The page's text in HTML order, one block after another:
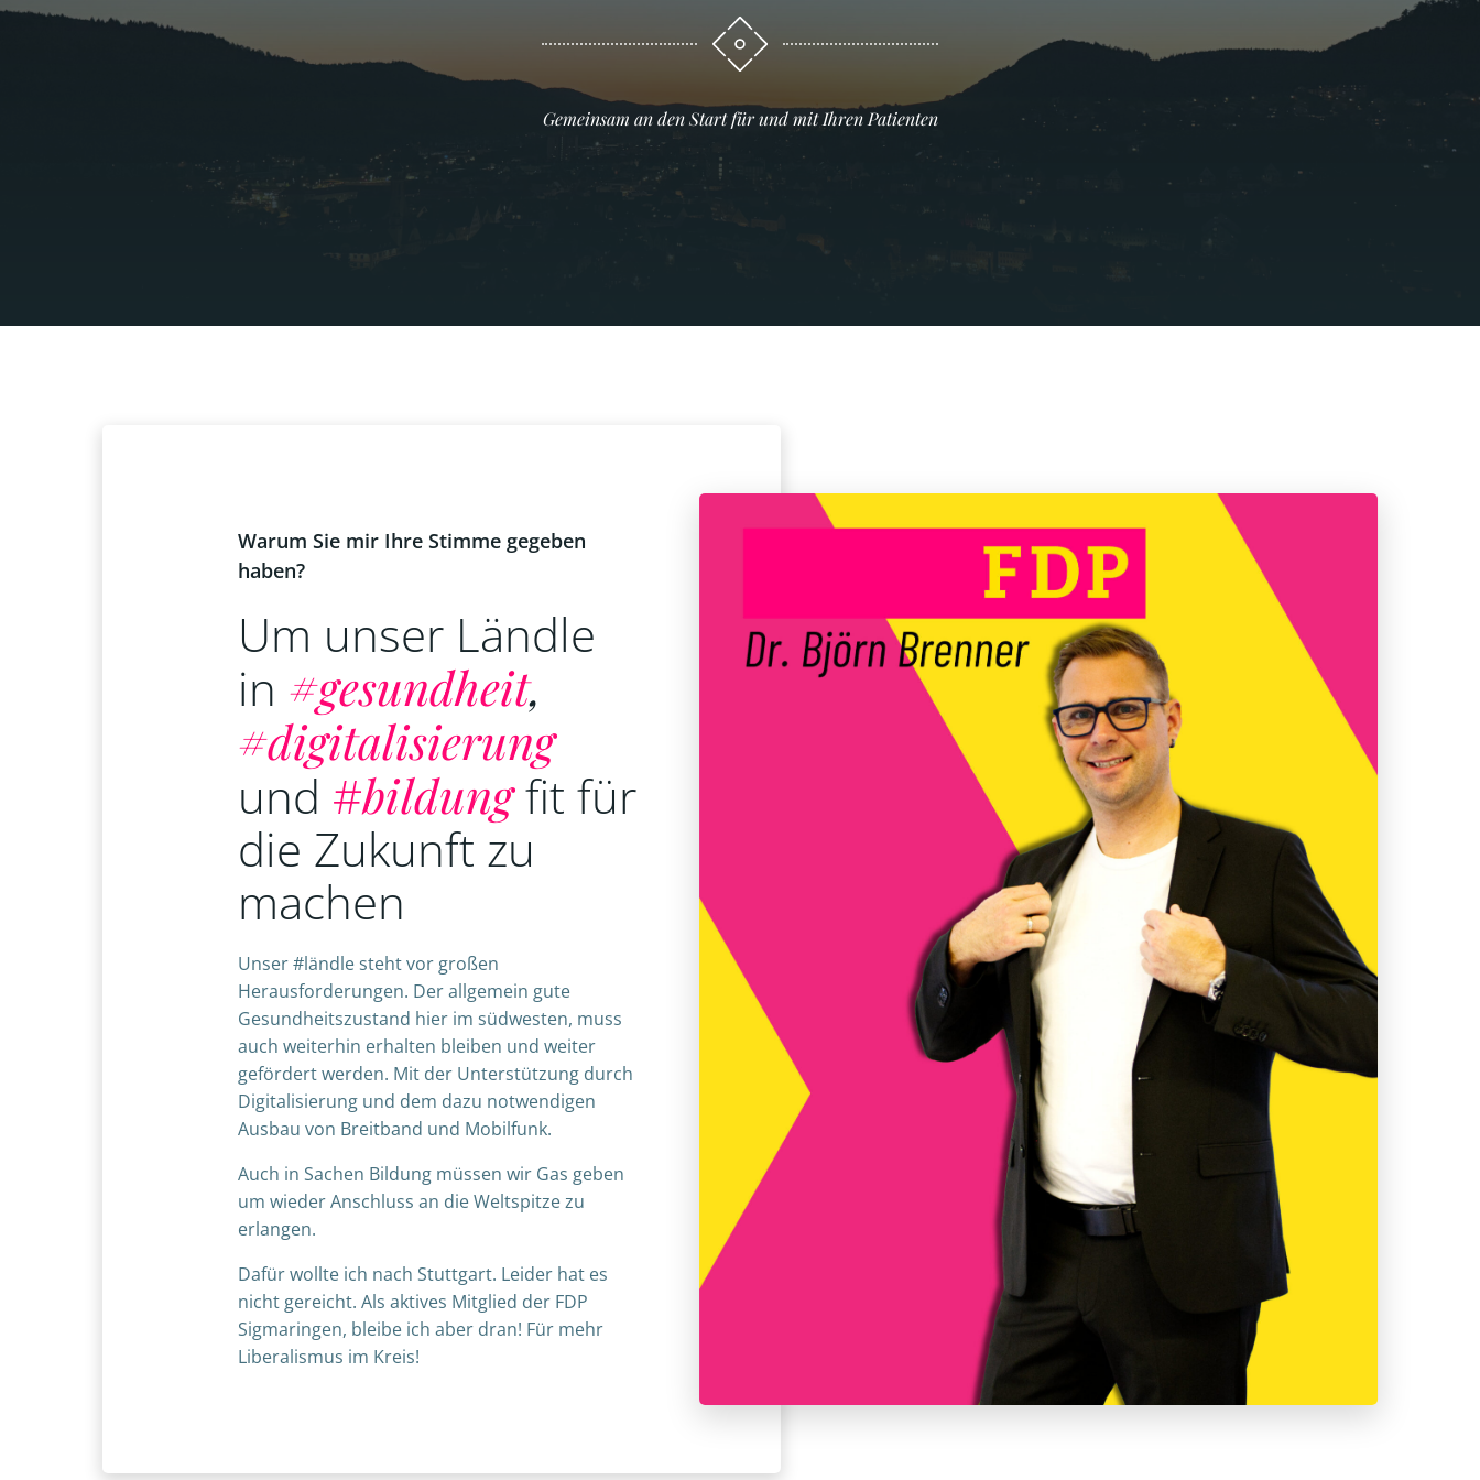
Gemeinsam an den Start für und mit Ihren Patienten
Warum Sie mir Ihre Stimme gegeben
haben?
Um unser Ländle
in #gesundheit,
#digitalisierung
und #bildungfit für
die Zukunft zu
machen
Unser #ländle steht vor großen
Herausforderungen. Der allgemein gute
Gesundheitszustand hier im südwesten, muss
auch weiterhin erhalten bleiben und weiter
gefördert werden. Mit der Unterstützung durch
Digitalisierung und dem dazu notwendigen
Ausbau von Breitband und Mobilfunk.
Auch in Sachen Bildung müssen wir Gas geben
um wieder Anschluss an die Weltspitze zu
erlangen.
Dafür wollte ich nach Stuttgart. Leider hat es
nicht gereicht. Als aktives Mitglied der FDP
Sigmaringen, bleibe ich aber dran! Für mehr
Liberalismus im Kreis!